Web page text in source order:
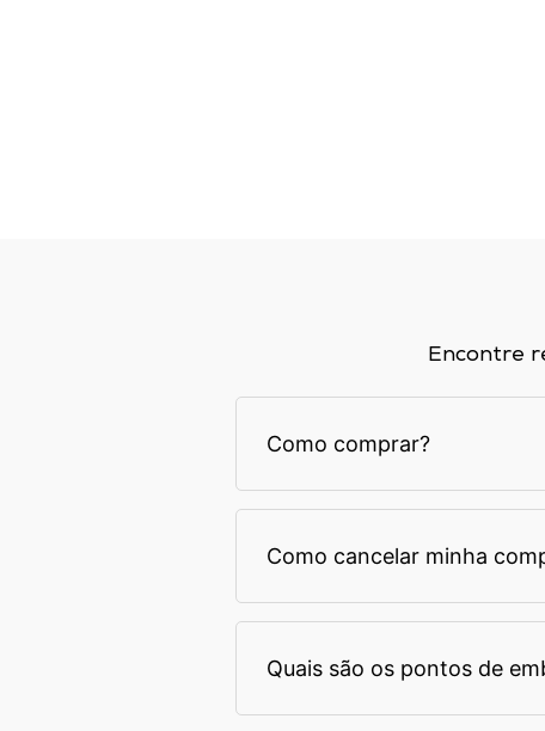
Encontre
Como comprar?
Como cancelar minha
Quais são os pontos de